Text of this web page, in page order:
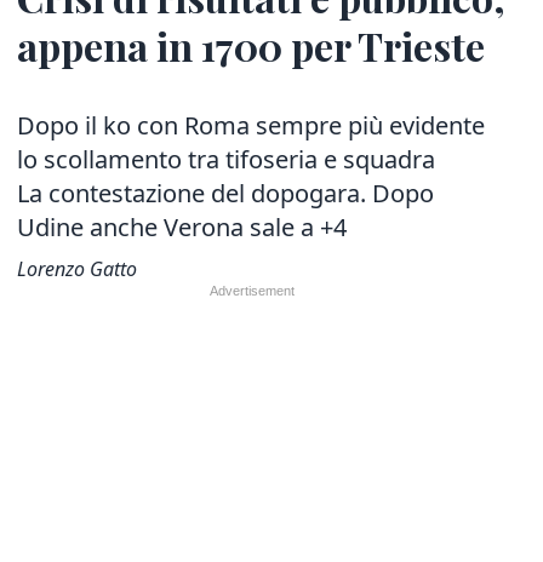
appena in 1700 per Trieste
Dopo il ko con Roma sempre più evidente
lo scollamento tra tifoseria e squadra
La contestazione del dopogara. Dopo
Udine anche Verona sale a +4
Lorenzo Gatto